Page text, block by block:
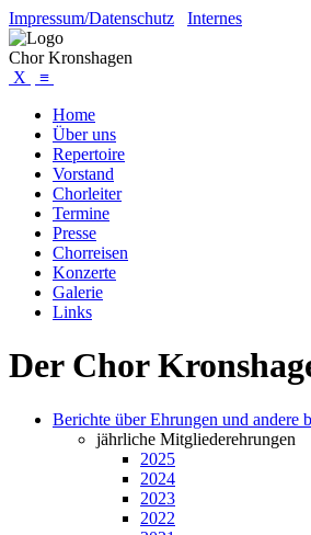
Impressum/Datenschutz Internes
Chor Kronshagen
X
≡
Home
Über uns
Repertoire
Vorstand
Chorleiter
Termine
Presse
Chorreisen
Konzerte
Galerie
Links
Der Chor
Berichte über Ehrungen und andere
jährliche Mitgliederehrungen
2025
2024
2023
2022